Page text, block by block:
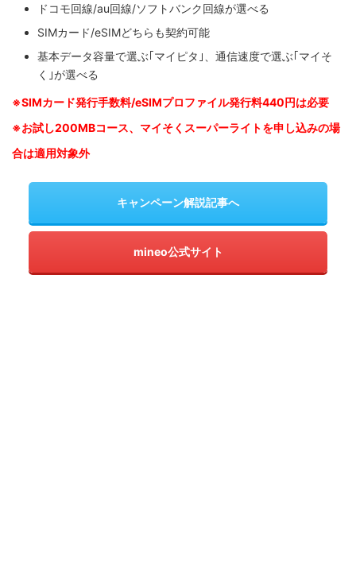
ドコモ回線/au回線/ソフトバンク回線が選べる
SIMカード/eSIMどちらも契約可能
基本データ容量で選ぶ｢マイピタ｣、通信速度で選ぶ｢マイそ
く｣が選べる
※SIMカード発行手数料/eSIMプロファイル発行料440円は必要
※お試し200MBコース、マイそくスーパーライトを申し込みの場
合は適用対象外
キャンペーン解説記事へ
mineo公式サイト